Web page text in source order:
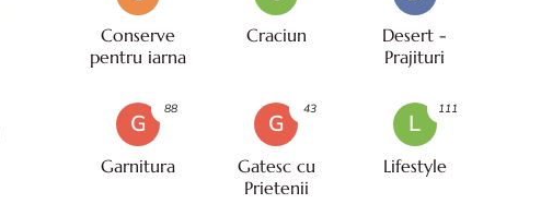
Conserve
pentru iarna
Craciun
Desert -
Prajituri
G
Garnitura
88
G
Gatesc cu
Prietenii
43
L
Lifestyle
111